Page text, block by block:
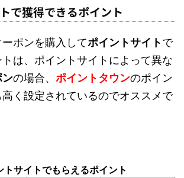
で獲得できるポイント
ーポンを購入してポイントサイトで
は、ポイントサイトによって異な
ンの場合、 ポイントタウンのポイン
高く設定されているのでオススメで
トサイトでもらえるポイント